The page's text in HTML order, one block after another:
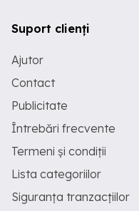
Suport clienți
Ajutor
Contact
Publicitate
Întrebări frecvente
Termeni și condiții
Lista categoriilor
Siguranța tranzacțiilor